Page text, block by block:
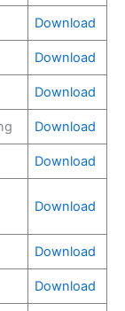
Download
Download
Download
Download
Download
Download
Download
Download